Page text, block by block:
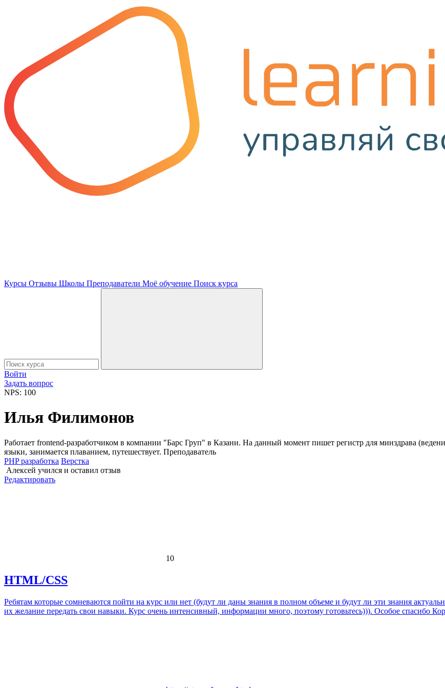
Курсы Отзывы Школы Преподаватели Моё обучение Поиск курса
Войти
Задать вопрос
NPS: 100
Илья Филимонов
Работает frontend-разработчиком в компании "Барс Груп" в Казани. На данный момент пишет регистр для минздрава
языки, занимается плаванием, путешествует. Преподаватель
PHP разработка Верстка
Алексей учился и оставил отзыв
Редактировать
10
HTML/CSS
Ребятам которые сомневаются пойти на курс или нет (будут ли даны знания в полном объеме и будут ли эти знания
их желание передать свои навыки. Курс очень интенсивный, информации много, поэтому готовьтесь))). Особое спасибо